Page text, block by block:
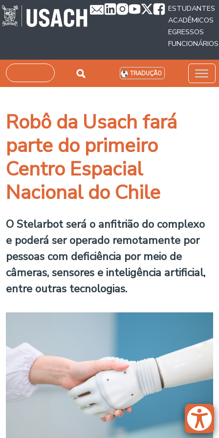
Passar para o conteúdo principal
ESTUDANTES
ACADÊMICOS
EGRESSOS
FUNCIONÁRIOS
Pesquisar TRADUÇÃO
Robô da Usach fará
parte do primeiro
Centro Espacial
Nacional do Chile
O Stelarbot será o anfitrião do complexo
e poderá ser operado remotamente por
pessoas com deficiência por meio de
câmeras, sensores e inteligência artificial,
entre outras tecnologias.